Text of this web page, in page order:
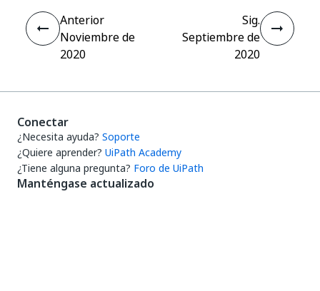
Anterior
Noviembre de
2020
Sig.
Septiembre de
2020
Conectar
¿Necesita ayuda? Soporte
¿Quiere aprender? UiPath Academy
¿Tiene alguna pregunta? Foro de UiPath
Manténgase actualizado